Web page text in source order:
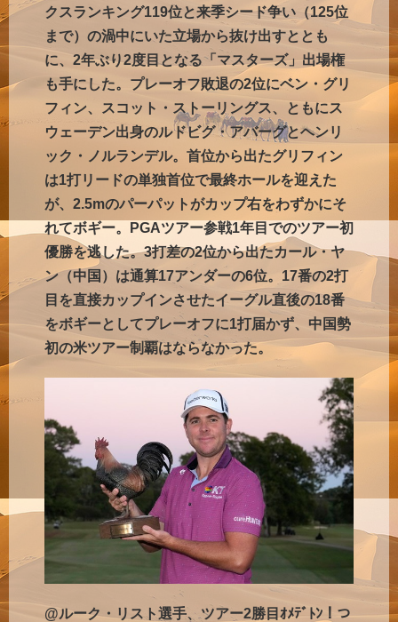
クスランキング119位と来季シード争い（125位
まで）の渦中にいた立場から抜け出すととも
に、2年ぶり2度目となる「マスターズ」出場権
も手にした。プレーオフ敗退の2位にベン・グリ
フィン、スコット・ストーリングス、ともにス
ウェーデン出身のルドビグ・アバーグとヘンリ
ック・ノルランデル。首位から出たグリフィン
は1打リードの単独首位で最終ホールを迎えた
が、2.5mのパーパットがカップ右をわずかにそ
れてボギー。PGAツアー参戦1年目でのツアー初
優勝を逃した。3打差の2位から出たカール・ヤ
ン（中国）は通算17アンダーの6位。17番の2打
目を直接カップインさせたイーグル直後の18番
をボギーとしてプレーオフに1打届かず、中国勢
初の米ツアー制覇はならなかった。
@ルーク・リスト選手、ツアー2勝目ｵﾒﾃﾞﾄﾝ！つ